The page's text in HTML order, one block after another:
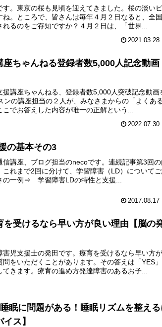
。東京の桜も見頃を迎えてきました。桜の淡い
。ところで、皆さんは毎年４月２日なると、全
るのをご存知ですか？４月２日は、「世界...
2021.03.28
ちゃんねる登録者数5,000人記念動画
講座ちゃんねる、登録者数5,000人突破記念動画
ンの講座担当の２人が、みなさまからの「よくあ
でお答えした内容が唯一の正解という...
2022.07.30
の基本その3
講座、ブログ担当のnecoです。連続記事第3回
れまで2回に分けて、学習障害（LD）について
の一例⇒ 学習障害LDの特性と支援...
2017.08.17
を受けるなら早い方が良い理由【脳の
児支援士の発田です。療育を受けるなら早い方
をいただくことがあります。その答えは「YES
きます。療育の進め方発達障害のあるお子...
眠に問題がある！睡眠リズムを整え
ス】